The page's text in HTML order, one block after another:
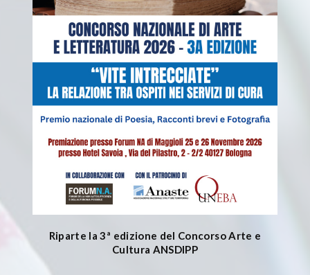
Riparte la 3ª edizione del Concorso Arte e
Cultura ANSDIPP